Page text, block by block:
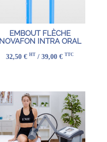
EMBOUT FLÈCHE
NOVAFON INTRA ORAL
32,50 € HT / 39,00 € TTC